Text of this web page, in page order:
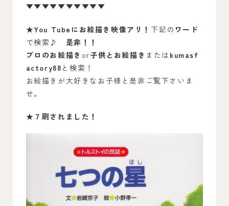
▼▼▼▼▼▼▼▼▼▼
★You Tubeにお絵描き映像アリ！ 下記の ワード
で検索♪ 是非！！
プロのお絵描き or子供とお絵描き または kumasf
actory88 と検索！
お絵描きが大好きなお子様と是非ご覧下さいま
せ。
★７刷されました！